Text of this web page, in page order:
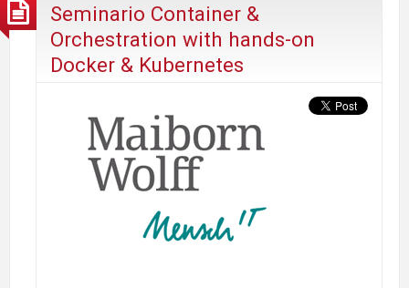
Seminario Container &
Orchestration with hands-on
Docker & Kubernetes